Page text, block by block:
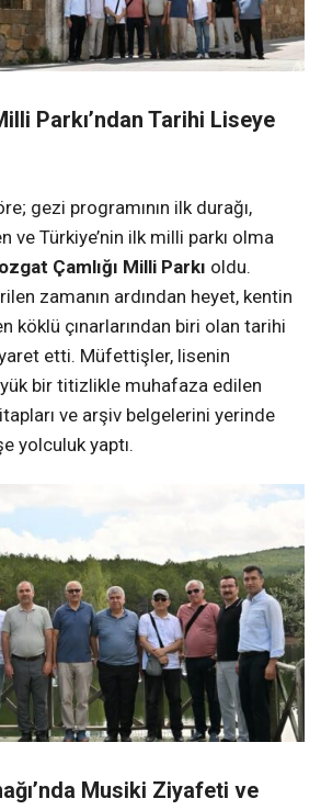
Parkı’ndan Tarihi Liseye
gezi programının ilk durağı,
ve Türkiye’nin ilk milli parkı olma
Çamlığı Milli Parkı oldu.
zamanın ardından heyet, kentin
köklü çınarlarından biri olan tarihi
etti. Müfettişler, lisenin
bir titizlikle muhafaza edilen
ve arşiv belgelerini yerinde
yolculuk yaptı.
Musiki Ziyafeti ve